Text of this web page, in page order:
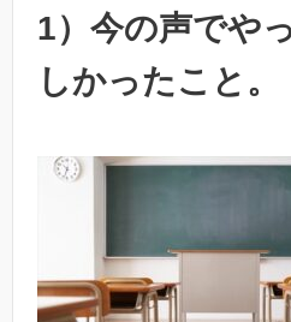
1）今の声でや
しかったこと。